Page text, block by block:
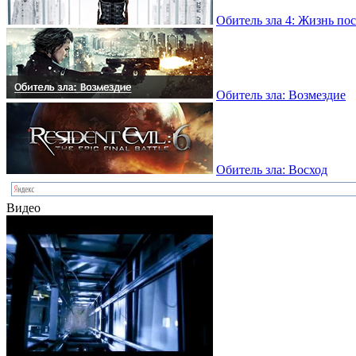
Обитель зла 4: Жизнь
Обитель зла: Возмездие
Обитель зла: Восход
Видео